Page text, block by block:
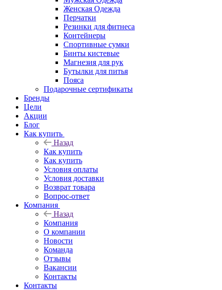
Женская Одежда
Перчатки
Резинки для фитнеса
Контейнеры
Спортивные сумки
Бинты кистевые
Магнезия для рук
Бутылки для питья
Пояса
Подарочные сертификаты
Бренды
Цели
Акции
Блог
Как купить
Назад
Как купить
Как купить
Условия оплаты
Условия доставки
Возврат товара
Вопрос-ответ
Компания
Назад
Компания
О компании
Новости
Команда
Отзывы
Вакансии
Контакты
Контакты